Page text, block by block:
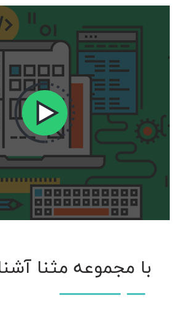
با مجموعه مثنا